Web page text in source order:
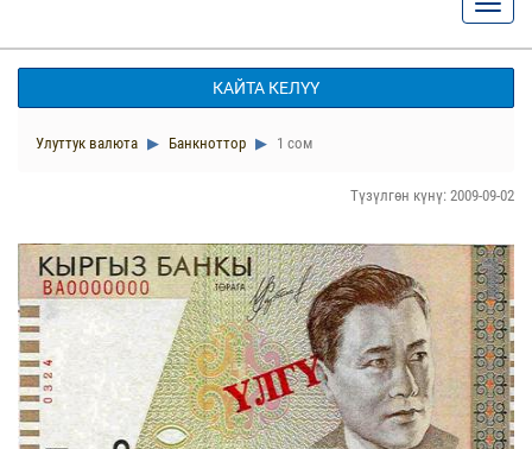
КАЙТА КЕЛҮҮ
Улуттук валюта Банкноттор 1 сом
Түзүлгөн күнү: 2009-09-02